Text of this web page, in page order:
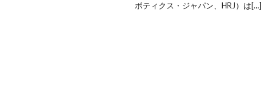
ボティクス・ジャパン、HRJ）は[…]